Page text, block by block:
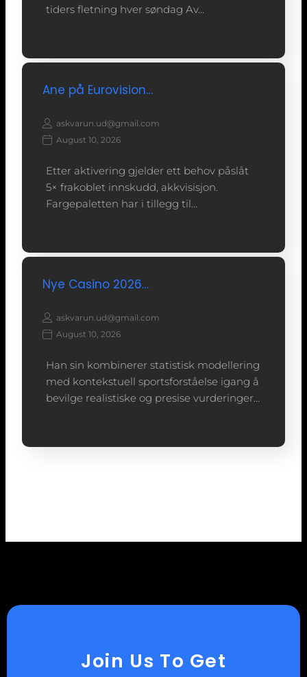
tiders fletning hver søndag Av…
Ane på Eurovision…
askvarun.ud@gmail.com
August 10, 2026
Etter aktivering gjelder ett behov påslåt
5× frakoblet innskudd, akkvisisjon.
Fargepaletten har i tillegg til…
Nye Casino 2026…
askvarun.ud@gmail.com
August 10, 2026
Han sin kombinerer statistisk modellering
med kontekstuell sportsforståelse igang å
bevilge realistiske og presise vurderinger…
Join Us To Get